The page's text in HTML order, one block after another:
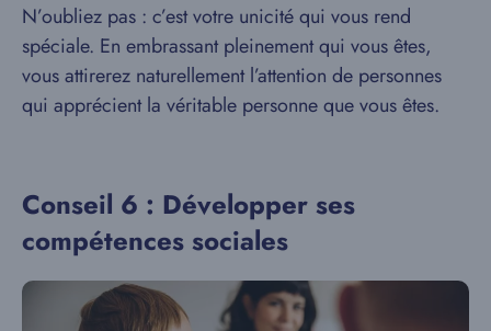
N’oubliez pas : c’est votre unicité qui vous rend
spéciale. En embrassant pleinement qui vous êtes,
vous attirerez naturellement l’attention de personnes
qui apprécient la véritable personne que vous êtes.
Conseil 6 : Développer ses
compétences sociales